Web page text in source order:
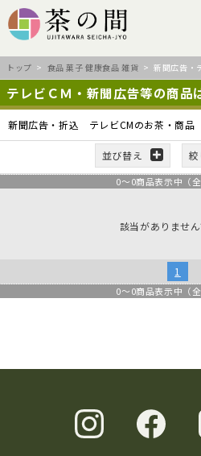
トップ > 食品 菓子 健康食品 雑貨 > 新聞広告・
テレビＣＭ・新聞広告等の商品
新聞広告・折込 テレビCMのお茶・商品
並び替え 絞
0～0商品表示中（全
該当がありません
1
0～0商品表示中（全